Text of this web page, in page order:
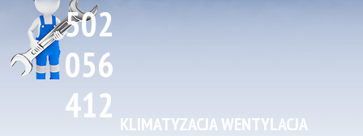
502
056
412 KLIMATYZACJA WENTYLACJA